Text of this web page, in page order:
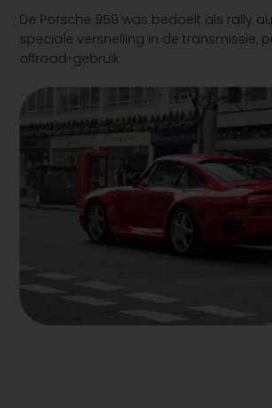
De Porsche 959 was bedoelt als rally
speciale versnelling in de transmissie,
offroad-gebruik